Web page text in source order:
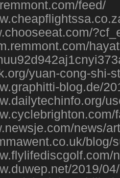
feed/
yuan-cong-shi-
blog.de/
news/
blog/
2019/